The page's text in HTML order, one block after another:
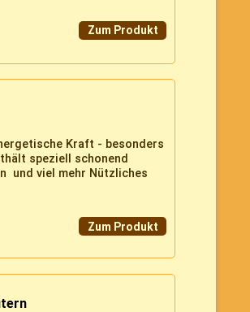
Zum Produkt
Kraft - besonders
speziell schonend
und viel mehr Nützliches
Zum Produkt